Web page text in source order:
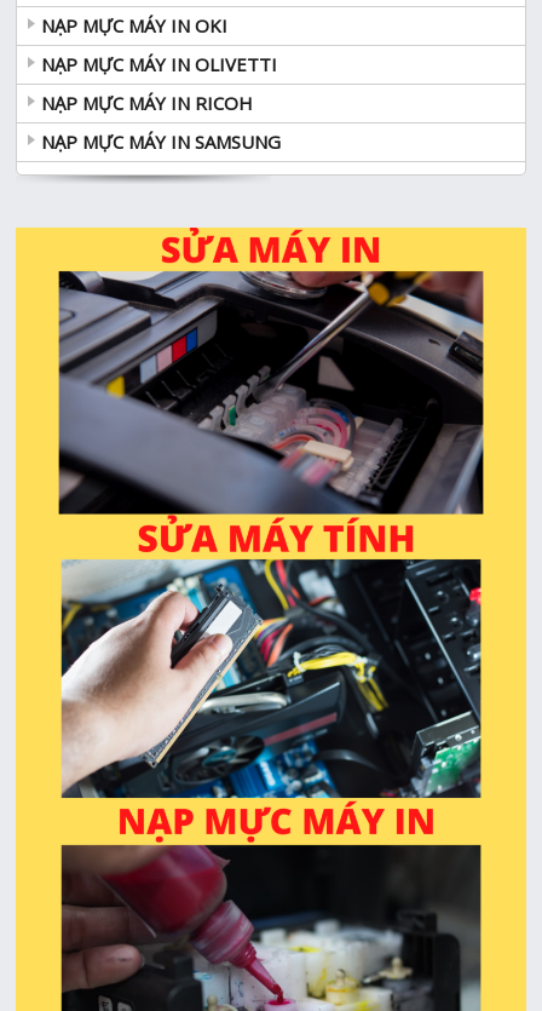
NẠP MỰC MÁY IN OKI
NẠP MỰC MÁY IN OLIVETTI
NẠP MỰC MÁY IN RICOH
NẠP MỰC MÁY IN SAMSUNG